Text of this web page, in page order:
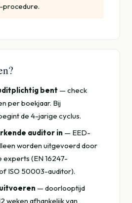
procedure.
bent — check
per boekjaar. Bij
de 4-jarige cyclus.
auditor in — EED-
worden uitgevoerd door
(EN 16247-
ISO 50003-auditor).
— doorlooptijd
weken afhankelijk van